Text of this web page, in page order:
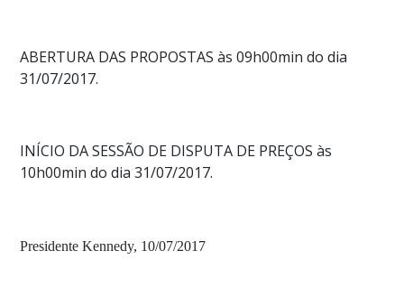
ABERTURA DAS PROPOSTAS às 09h00min do dia
31/07/2017.
INÍCIO DA SESSÃO DE DISPUTA DE PREÇOS às
10h00min do dia 31/07/2017.
Presidente Kennedy, 10/07/2017